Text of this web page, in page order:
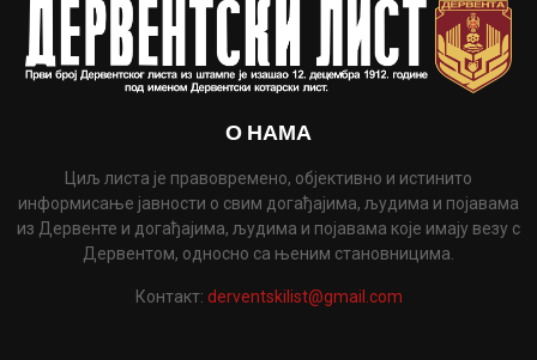
О НАМА
Циљ листа је правовремено, објективно и истинито
информисање јавности о свим догађајима, људима и појавама
из Дервенте и догађајима, људима и појавама које имају везу с
Дервентом, односно са њеним становницима.
Контакт: derventskilist@gmail.com